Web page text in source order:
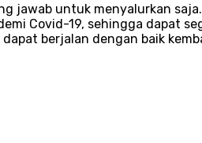
jawab untuk menyalurkan
Covid-19, sehingga dapat
berjalan dengan baik